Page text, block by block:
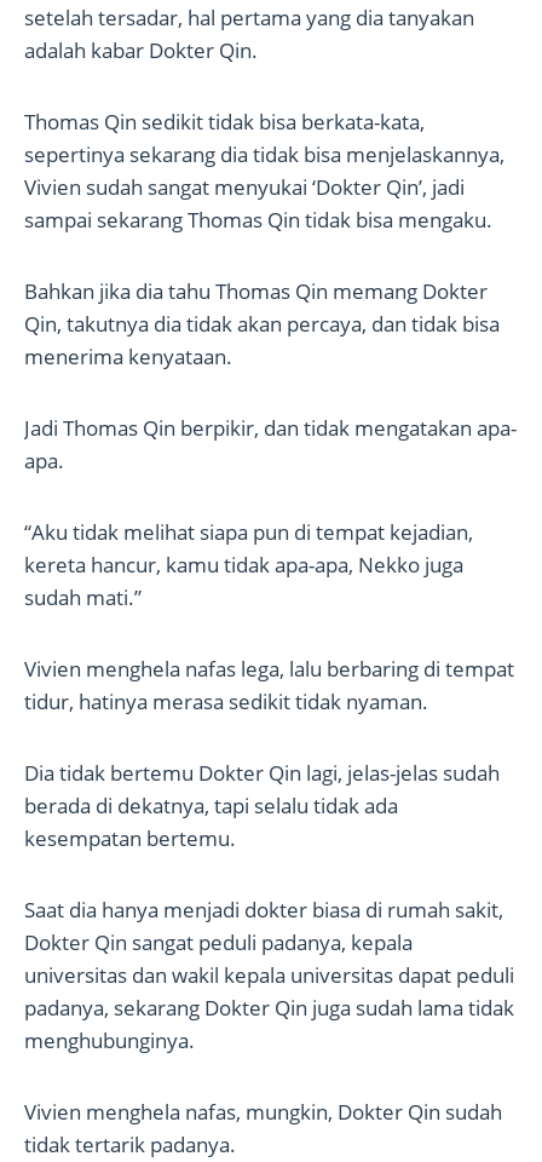
setelah tersadar, hal pertama yang dia tanyakan
adalah kabar Dokter Qin.
Thomas Qin sedikit tidak bisa berkata-kata,
sepertinya sekarang dia tidak bisa menjelaskannya,
Vivien sudah sangat menyukai ‘Dokter Qin’, jadi
sampai sekarang Thomas Qin tidak bisa mengaku.
Bahkan jika dia tahu Thomas Qin memang Dokter
Qin, takutnya dia tidak akan percaya, dan tidak bisa
menerima kenyataan.
Jadi Thomas Qin berpikir, dan tidak mengatakan apa-
apa.
“Aku tidak melihat siapa pun di tempat kejadian,
kereta hancur, kamu tidak apa-apa, Nekko juga
sudah mati.”
Vivien menghela nafas lega, lalu berbaring di tempat
tidur, hatinya merasa sedikit tidak nyaman.
Dia tidak bertemu Dokter Qin lagi, jelas-jelas sudah
berada di dekatnya, tapi selalu tidak ada
kesempatan bertemu.
Saat dia hanya menjadi dokter biasa di rumah sakit,
Dokter Qin sangat peduli padanya, kepala
universitas dan wakil kepala universitas dapat peduli
padanya, sekarang Dokter Qin juga sudah lama tidak
menghubunginya.
Vivien menghela nafas, mungkin, Dokter Qin sudah
tidak tertarik padanya.